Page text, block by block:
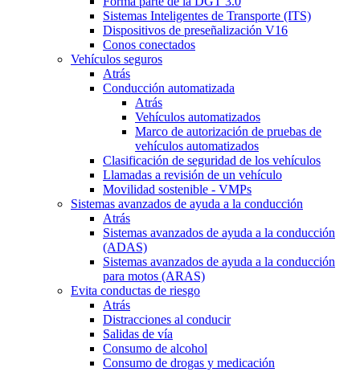
Sistemas Inteligentes de Transporte (ITS)
Dispositivos de preseñalización V16
Conos conectados
Vehículos seguros
Atrás
Conducción automatizada
Atrás
Vehículos automatizados
Marco de autorización de pruebas de
vehículos automatizados
Clasificación de seguridad de los vehículos
Llamadas a revisión de un vehículo
Movilidad sostenible - VMPs
Sistemas avanzados de ayuda a la conducción
Atrás
Sistemas avanzados de ayuda a la conducción
(ADAS)
Sistemas avanzados de ayuda a la conducción
para motos (ARAS)
Evita conductas de riesgo
Atrás
Distracciones al conducir
Salidas de vía
Consumo de alcohol
Consumo de drogas y medicación